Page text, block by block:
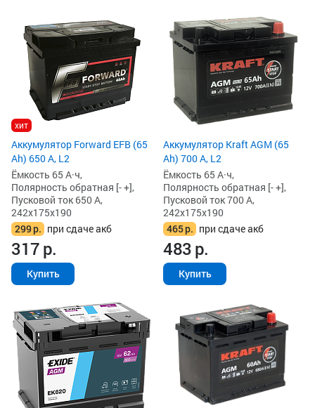
хит
Аккумулятор Forward EFB (65
Ah) 650 А, L2
Ёмкость 65 А·ч,
Полярность обратная [- +],
Пусковой ток 650 А,
242x175x190
299р. при сдаче акб
317р.
Купить
Аккумулятор Kraft AGM (65
Ah) 700 А, L2
Ёмкость 65 А·ч,
Полярность обратная [- +],
Пусковой ток 700 А,
242x175x190
465р. при сдаче акб
483р.
Купить